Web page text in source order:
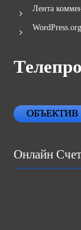
Онлайн